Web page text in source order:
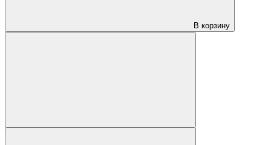
В корзину